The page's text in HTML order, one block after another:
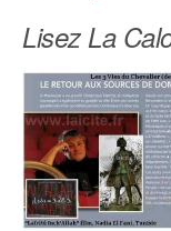
Lisez La